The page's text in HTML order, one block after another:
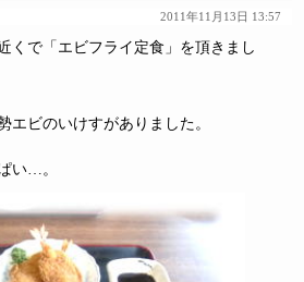
2011年11月13日 13:57
くで「エビフライ定食」を頂きまし
エビのいけすがありました。
い…。